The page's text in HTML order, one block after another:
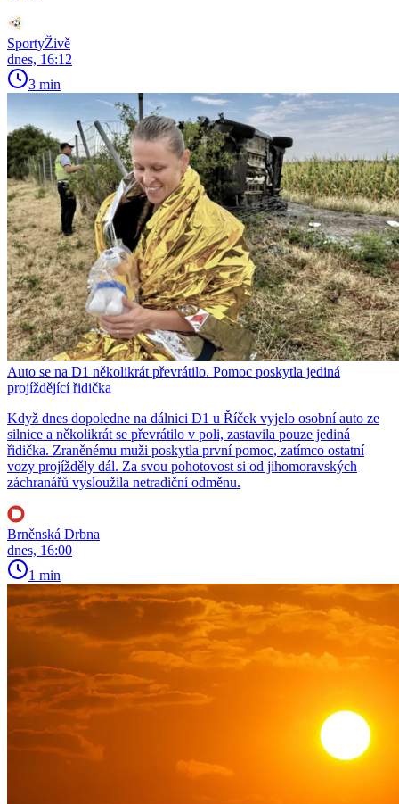
SportyŽivě
dnes, 16:12
3 min
Auto se na D1 několikrát převrátilo. Pomoc poskytla jediná
projíždějící řidička
Když dnes dopoledne na dálnici D1 u Říček vyjelo osobní auto ze
silnice a několikrát se převrátilo v poli, zastavila pouze jediná
řidička. Zraněnému muži poskytla první pomoc, zatímco ostatní
vozy projížděly dál. Za svou pohotovost si od jihomoravských
záchranářů vysloužila netradiční odměnu.
Brněnská Drbna
dnes, 16:00
1 min